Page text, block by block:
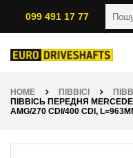
099 491 17 77
HOME ПІВВІСІ
ПІВВІСЬ ПЕРЕДНЯ
AMG/270 CDI/400 CDI,